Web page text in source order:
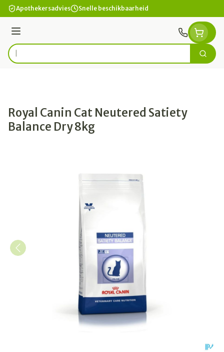
Ga naar de inhoud
Apothekersadvies Snelle beschikbaarheid
Menu
Product, merk, categorie... Zoek
Royal Canin Cat Neutered Satiety
Balance Dry 8kg